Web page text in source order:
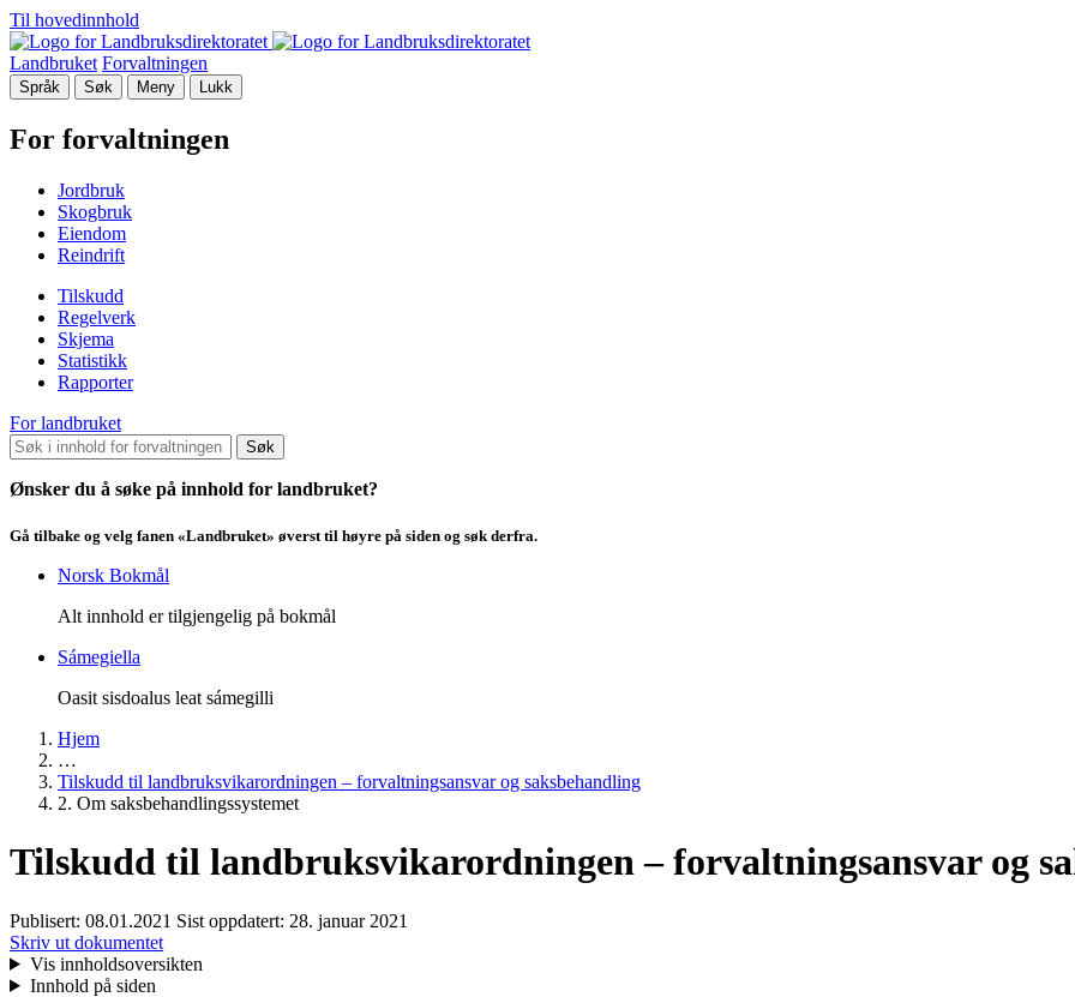
Til hovedinnhold
Landbruket Forvaltningen
Språk Søk Meny Lukk
For forvaltningen
Jordbruk
Skogbruk
Eiendom
Reindrift
Tilskudd
Regelverk
Skjema
Statistikk
Rapporter
For landbruket
Søk
Ønsker du å søke på innhold for landbruket?
Gå tilbake og velg fanen «Landbruket» øverst til høyre på siden og søk derfra.
Norsk Bokmål
Alt innhold er tilgjengelig på bokmål
Sámegiella
Oasit sisdoalus leat sámegilli
Hjem
…
Tilskudd til landbruksvikarordningen – forvaltningsansvar og saksbehandling
2. Om saksbehandlingssystemet
Tilskudd til landbruksvikarordningen – forvaltningsansvar og
Publisert: 08.01.2021 Sist oppdatert: 28. januar 2021
Skriv ut dokumentet
Vis innholdsoversikten
Innhold på siden